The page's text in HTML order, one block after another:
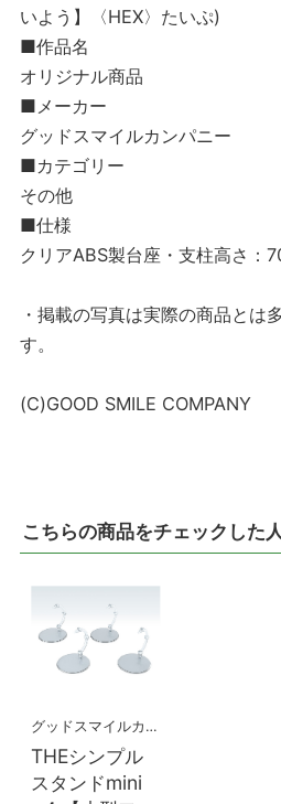
いよう】〈HEX〉たいぷ)
■作品名
オリジナル商品
■メーカー
グッドスマイルカンパニー
■カテゴリー
その他
■仕様
クリアABS製台座・支柱高さ：
・掲載の写真は実際の商品とは
す。
(C)GOOD SMILE COMPANY
こちらの商品をチェックした
グッドスマイルカンパニー
THEシンプル
スタンドmini